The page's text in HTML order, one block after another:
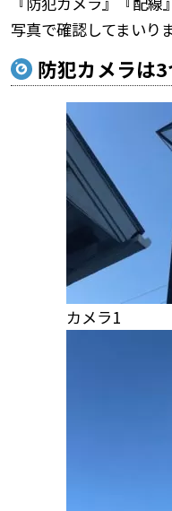
写真で確認してまいりま
防犯カメラは
カメラ1